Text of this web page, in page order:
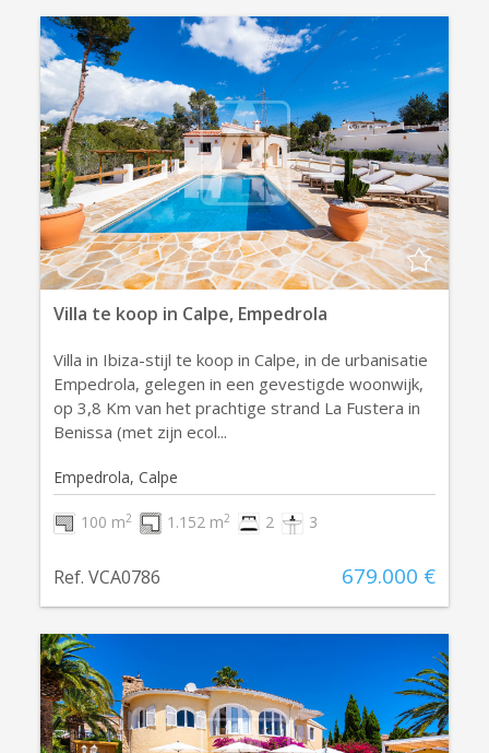
Villa te koop in Calpe, Empedrola
Villa in Ibiza-stijl te koop in Calpe, in de urbanisatie
Empedrola, gelegen in een gevestigde woonwijk,
op 3,8 Km van het prachtige strand La Fustera in
Benissa (met zijn ecol...
Empedrola, Calpe
100 m2 1.152 m2 2 3
Ref. VCA0786 679.000 €